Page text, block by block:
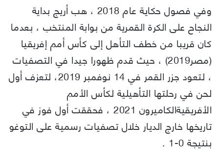
وفي فصول حكاية عام 2018 ، هب أريج بداية
النجاح على الكرة القمرية من بوابة المنتخب ، بعدما
كان قريبا من خطف التأهل إلى كأس أمم إفريقيا
(مصر2019) ، حيث قدم ظهورا جيدا في التصفيات
، لتعود جزر القمر في 14 نوفمبر 2019، لتعزف أول
لحن في رحلتها التأهيلية لكأس الأمم
الأفريقيةالكاميرون 2021 ، فحققت أول فوز في
تاريخها خارج الديار خلال تصفيات رسمية على التوغو
بنتيجة 0-1 .